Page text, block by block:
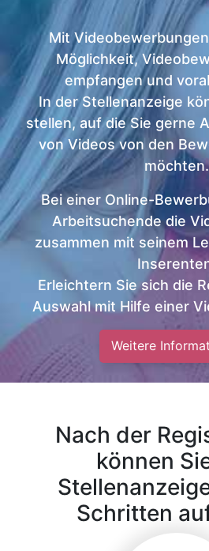
Mit
Möglichkeit,
empfangen und
In der Stellenanzeige
stellen, auf die Sie gerne
von Videos von den
möchten.
Bei einer Online-
Arbeitsuchende die
zusammen mit seinem
Erleichtern Sie sich die
Auswahl mit Hilfe einer
Weitere
Nach der
können
Schritten